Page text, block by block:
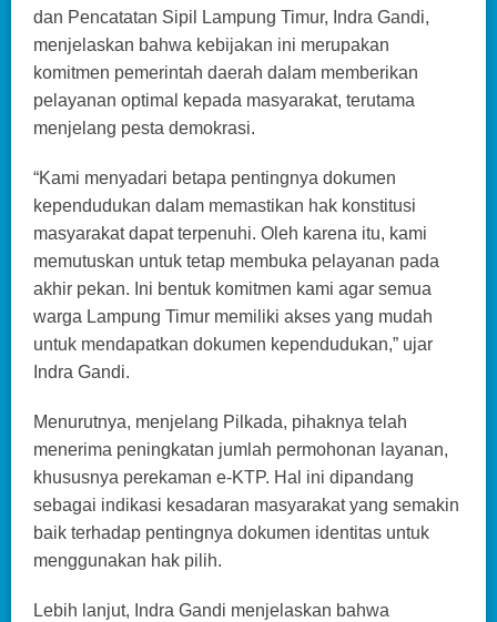
dan Pencatatan Sipil Lampung Timur, Indra Gandi,
menjelaskan bahwa kebijakan ini merupakan
komitmen pemerintah daerah dalam memberikan
pelayanan optimal kepada masyarakat, terutama
menjelang pesta demokrasi.
“Kami menyadari betapa pentingnya dokumen
kependudukan dalam memastikan hak konstitusi
masyarakat dapat terpenuhi. Oleh karena itu, kami
memutuskan untuk tetap membuka pelayanan pada
akhir pekan. Ini bentuk komitmen kami agar semua
warga Lampung Timur memiliki akses yang mudah
untuk mendapatkan dokumen kependudukan,” ujar
Indra Gandi.
Menurutnya, menjelang Pilkada, pihaknya telah
menerima peningkatan jumlah permohonan layanan,
khususnya perekaman e-KTP. Hal ini dipandang
sebagai indikasi kesadaran masyarakat yang semakin
baik terhadap pentingnya dokumen identitas untuk
menggunakan hak pilih.
Lebih lanjut, Indra Gandi menjelaskan bahwa